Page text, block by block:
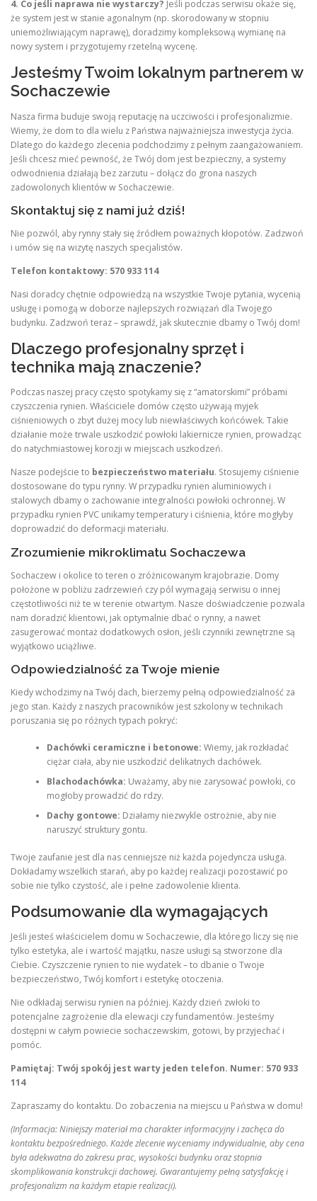
4. Co jeśli naprawa nie wystarczy? Jeśli podczas serwisu okaże się,
że system jest w stanie agonalnym (np. skorodowany w stopniu
uniemożliwiającym naprawę), doradzimy kompleksową wymianę na
nowy system i przygotujemy rzetelną wycenę.
Jesteśmy Twoim lokalnym partnerem w
Sochaczewie
Nasza firma buduje swoją reputację na uczciwości i profesjonalizmie.
Wiemy, że dom to dla wielu z Państwa najważniejsza inwestycja życia.
Dlatego do każdego zlecenia podchodzimy z pełnym zaangażowaniem.
Jeśli chcesz mieć pewność, że Twój dom jest bezpieczny, a systemy
odwodnienia działają bez zarzutu – dołącz do grona naszych
zadowolonych klientów w Sochaczewie.
Skontaktuj się z nami już dziś!
Nie pozwól, aby rynny stały się źródłem poważnych kłopotów. Zadzwoń
i umów się na wizytę naszych specjalistów.
Telefon kontaktowy: 570 933 114
Nasi doradcy chętnie odpowiedzą na wszystkie Twoje pytania, wycenią
usługę i pomogą w doborze najlepszych rozwiązań dla Twojego
budynku. Zadzwoń teraz – sprawdź, jak skutecznie dbamy o Twój dom!
Dlaczego profesjonalny sprzęt i
technika mają znaczenie?
Podczas naszej pracy często spotykamy się z “amatorskimi” próbami
czyszczenia rynien. Właściciele domów często używają myjek
ciśnieniowych o zbyt dużej mocy lub niewłaściwych końcówek. Takie
działanie może trwale uszkodzić powłoki lakiernicze rynien, prowadząc
do natychmiastowej korozji w miejscach uszkodzeń.
Nasze podejście to bezpieczeństwo materiału. Stosujemy ciśnienie
dostosowane do typu rynny. W przypadku rynien aluminiowych i
stalowych dbamy o zachowanie integralności powłoki ochronnej. W
przypadku rynien PVC unikamy temperatury i ciśnienia, które mogłyby
doprowadzić do deformacji materiału.
Zrozumienie mikroklimatu Sochaczewa
Sochaczew i okolice to teren o zróżnicowanym krajobrazie. Domy
położone w pobliżu zadrzewień czy pól wymagają serwisu o innej
częstotliwości niż te w terenie otwartym. Nasze doświadczenie pozwala
nam doradzić klientowi, jak optymalnie dbać o rynny, a nawet
zasugerować montaż dodatkowych osłon, jeśli czynniki zewnętrzne są
wyjątkowo uciążliwe.
Odpowiedzialność za Twoje mienie
Kiedy wchodzimy na Twój dach, bierzemy pełną odpowiedzialność za
jego stan. Każdy z naszych pracowników jest szkolony w technikach
poruszania się po różnych typach pokryć:
Dachówki ceramiczne i betonowe: Wiemy, jak rozkładać
ciężar ciała, aby nie uszkodzić delikatnych dachówek.
Blachodachówka: Uważamy, aby nie zarysować powłoki, co
mogłoby prowadzić do rdzy.
Dachy gontowe: Działamy niezwykle ostrożnie, aby nie
naruszyć struktury gontu.
Twoje zaufanie jest dla nas cenniejsze niż każda pojedyncza usługa.
Dokładamy wszelkich starań, aby po każdej realizacji pozostawić po
sobie nie tylko czystość, ale i pełne zadowolenie klienta.
Podsumowanie dla wymagających
Jeśli jesteś właścicielem domu w Sochaczewie, dla którego liczy się nie
tylko estetyka, ale i wartość majątku, nasze usługi są stworzone dla
Ciebie. Czyszczenie rynien to nie wydatek – to dbanie o Twoje
bezpieczeństwo, Twój komfort i estetykę otoczenia.
Nie odkładaj serwisu rynien na później. Każdy dzień zwłoki to
potencjalne zagrożenie dla elewacji czy fundamentów. Jesteśmy
dostępni w całym powiecie sochaczewskim, gotowi, by przyjechać i
pomóc.
Pamiętaj: Twój spokój jest warty jeden telefon. Numer: 570 933
114
Zapraszamy do kontaktu. Do zobaczenia na miejscu u Państwa w domu!
(Informacja: Niniejszy materiał ma charakter informacyjny i zachęca do
kontaktu bezpośredniego. Każde zlecenie wyceniamy indywidualnie, aby cena
była adekwatna do zakresu prac, wysokości budynku oraz stopnia
skomplikowania konstrukcji dachowej. Gwarantujemy pełną satysfakcję i
profesjonalizm na każdym etapie realizacji).